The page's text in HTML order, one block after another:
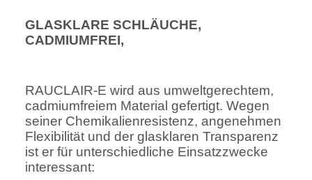
GLASKLARE SCHLÄUCHE,
CADMIUMFREI,
RAUCLAIR-E wird aus umweltgerechtem,
cadmiumfreiem Material gefertigt. Wegen
seiner Chemikalienresistenz, angenehmen
Flexibilität und der glasklaren Transparenz
ist er für unterschiedliche Einsatzzwecke
interessant: